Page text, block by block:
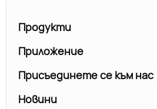
Продукти
Приложение
Присъединете се към нас
Новини